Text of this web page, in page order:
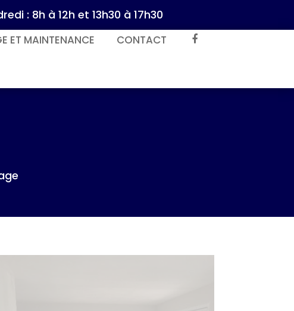
: 8h à 12h et 13h30 à 17h30
ET MAINTENANCE CONTACT
FACEBOOK